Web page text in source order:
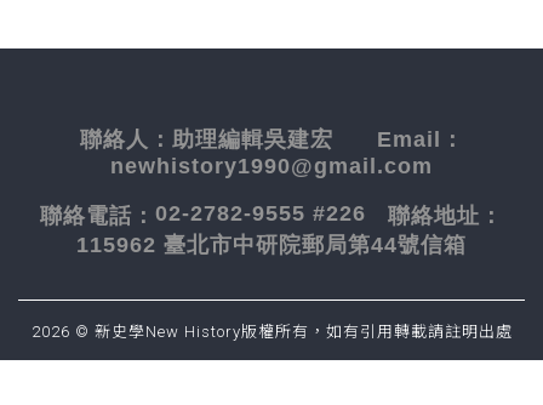
聯絡人： 助理編輯吳建宏 Email：
newhistory1990@gmail.com
聯絡電話： 02-2782-9555 #226 聯絡地址：
115962 臺北市中研院郵局第44號信箱
2026 © 新史學New History版權所有，如有引用轉載請註明出處